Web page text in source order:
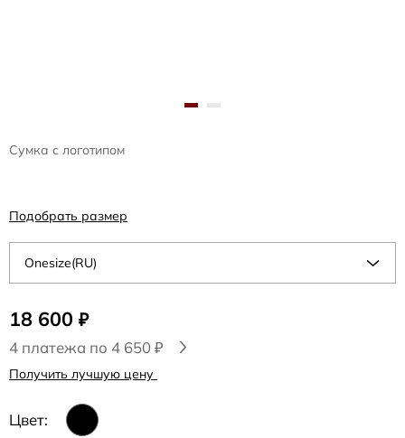
Сумка с логотипом
18 600 ₽
4 платежа по 4 650 ₽
Получить лучшую цену
Цвет:
Onesize(RU)
Подобрать размер